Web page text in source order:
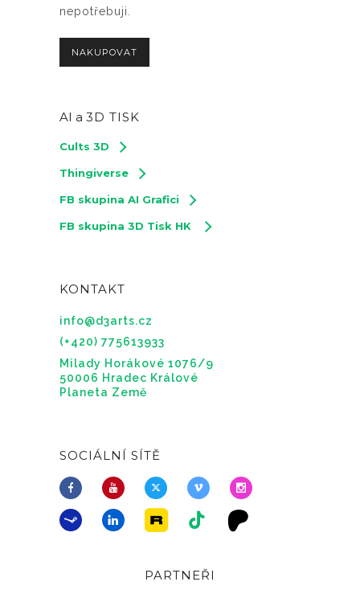
nepotřebuji.
NAKUPOVAT
AI a 3D TISK
Cults 3D
Thingiverse
FB skupina AI Grafici
FB skupina 3D Tisk HK
KONTAKT
info@d3arts.cz
(+420) 775613933
Milady Horákové 1076/9
50006 Hradec Králové
Planeta Země
SOCIÁLNÍ SÍTĚ
PARTNEŘI